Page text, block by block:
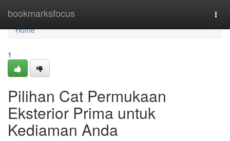
bookmarksfocus
Home
Home
1
Pilihan Cat Permukaan
Eksterior Prima untuk
Kediaman Anda